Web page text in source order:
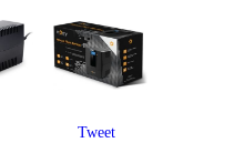
Tweet